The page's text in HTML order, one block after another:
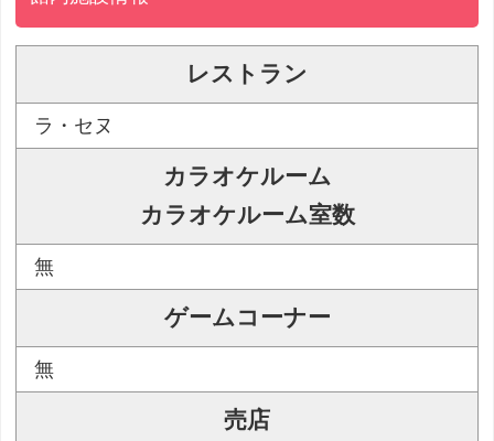
レストラン
ラ・セヌ
カラオケルーム
カラオケルーム室数
無
ゲームコーナー
無
売店